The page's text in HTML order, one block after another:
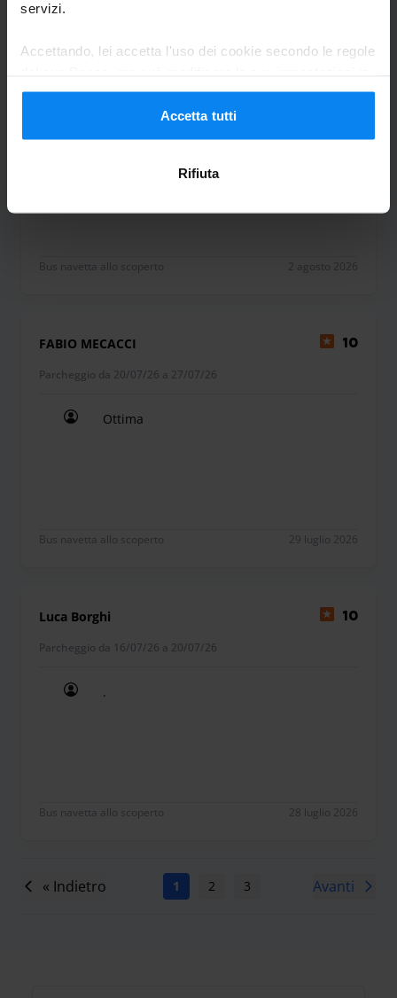
servizi.
Accettando, lei accetta l'uso dei cookie secondo le regole
qualsiasi momento. Per tutti i dettagli, consulti la nostra
Informativa sulla privacy.
Accetta tutti
Rifiuta
Ottimo servizio e cordialità
Ottimo servizio e cordialità
Bus navetta allo scoperto 2 agosto 2026
FABIO MECACCI 10
Parcheggio da 20/07/26 a 27/07/26
Ottima
Bus navetta allo scoperto 29 luglio 2026
Luca Borghi 10
Parcheggio da 16/07/26 a 20/07/26
.
Bus navetta allo scoperto 28 luglio 2026
« Indietro 1 2 3 5 6
Avanti